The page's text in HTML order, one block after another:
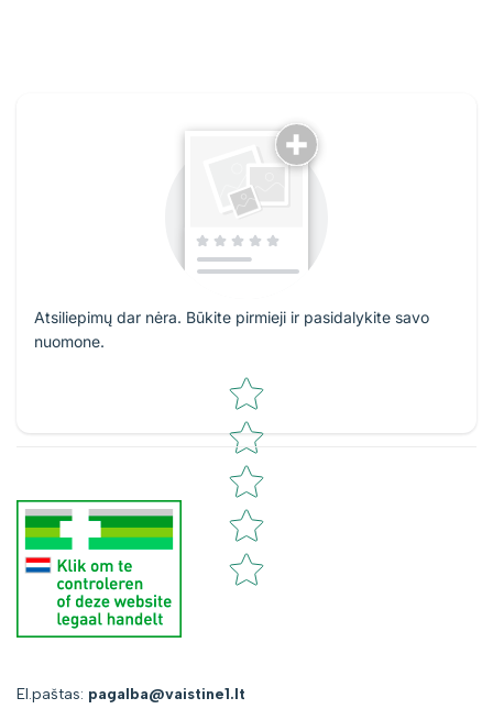
Atsiliepimų dar nėra. Būkite pirmieji ir pasidalykite savo
nuomone.
Star rating
El.paštas: pagalba@vaistine1.lt